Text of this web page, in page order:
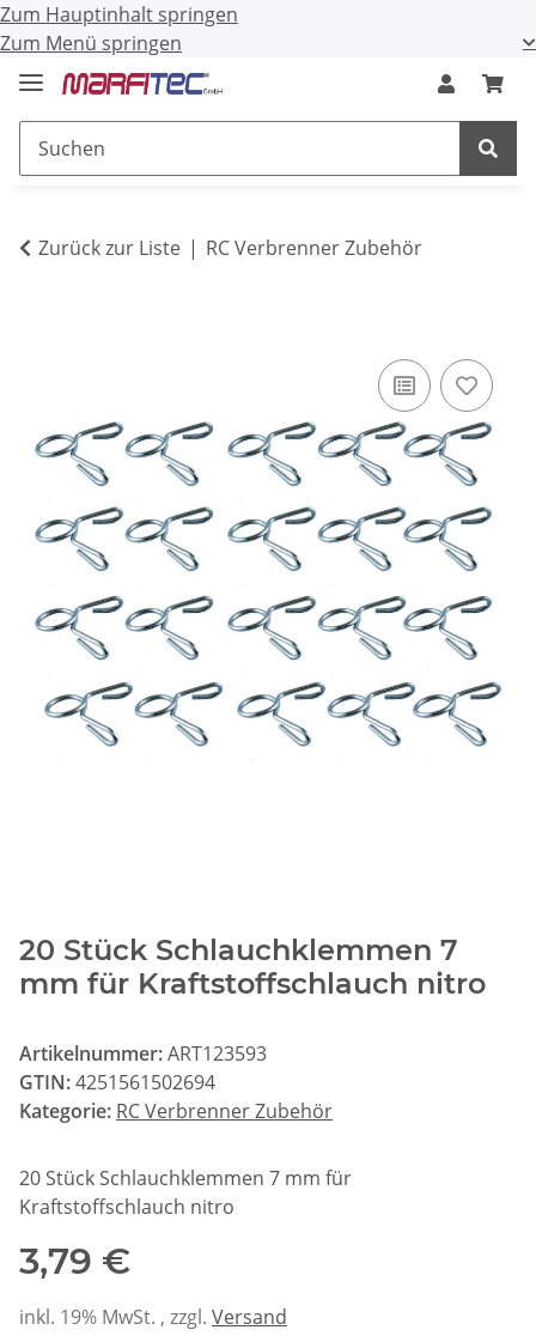
Zum Hauptinhalt springen
Zum Menü springen
Zurück zur Liste RC Verbrenner Zubehör
20 Stück Schlauchklemmen 7
mm für Kraftstoffschlauch nitro
Artikelnummer:ART123593
GTIN:4251561502694
Kategorie: RC Verbrenner Zubehör
20 Stück Schlauchklemmen 7 mm für
Kraftstoffschlauch nitro
3,79 €
inkl. 19% MwSt. , zzgl. Versand